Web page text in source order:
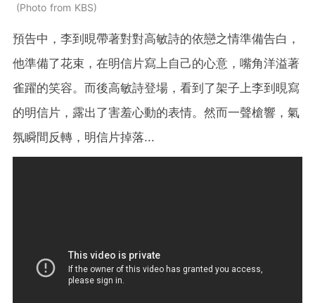
Photo from KBS
預告中，李到晛帶著對對高敏詩的依戀之情準備告白，
他準備了花束，在明信片寫上自己的心意，嘴角洋溢著
雀躍的笑容。而後高敏詩登場，看到了架子上李到晛寫
的明信片，露出了害羞心動的表情。然而一聲槍響，氣
氛瞬間反轉，明信片掉落...